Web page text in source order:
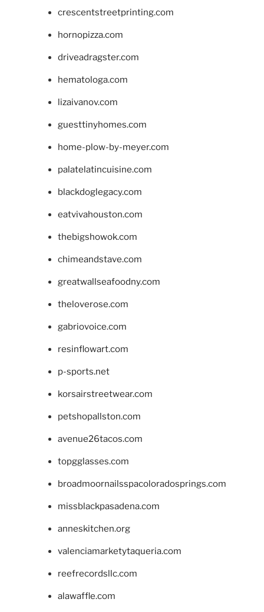
crescentstreetprinting.com
hornopizza.com
driveadragster.com
hematologa.com
lizaivanov.com
guesttinyhomes.com
home-plow-by-meyer.com
palatelatincuisine.com
blackdoglegacy.com
eatvivahouston.com
thebigshowok.com
chimeandstave.com
greatwallseafoodny.com
theloverose.com
gabriovoice.com
resinflowart.com
p-sports.net
korsairstreetwear.com
petshopallston.com
avenue26tacos.com
topgglasses.com
broadmoornailsspacoloradosprings.com
missblackpasadena.com
anneskitchen.org
valenciamarketytaqueria.com
reefrecordsllc.com
alawaffle.com